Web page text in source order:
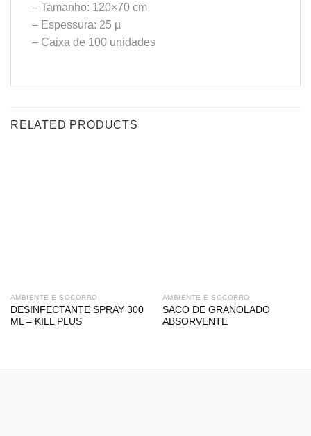
– Tamanho: 120×70 cm
– Espessura: 25 µ
– Caixa de 100 unidades
RELATED PRODUCTS
AMBIENTE E SOCORRO
DESINFECTANTE SPRAY 300
ML – KILL PLUS
AMBIENTE E SOCORRO
SACO DE GRANOLADO
ABSORVENTE